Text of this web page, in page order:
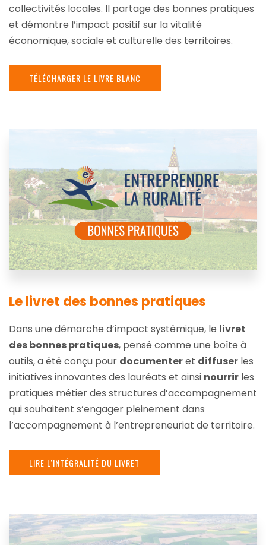
collectivités locales. Il partage des bonnes pratiques
et démontre l’impact positif sur la vitalité
économique, sociale et culturelle des territoires.
TÉLÉCHARGER LE LIVRE BLANC
Le livret des bonnes pratiques
Dans une démarche d’impact systémique, le livret
des bonnes pratiques, pensé comme une boîte à
outils, a été conçu pour documenteret diffuser les
initiatives innovantes des lauréats et ainsi nourrir les
pratiques métier des structures d’accompagnement
qui souhaitent s’engager pleinement dans
l’accompagnement à l’entrepreneuriat de territoire.
LIRE L’INTÉGRALITÉ DU LIVRET